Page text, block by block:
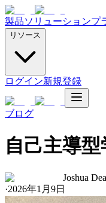
製品ソリューションプ
リソース
ログイン新規登録
ブログ
自己主導
Joshua
·2026年1月9日